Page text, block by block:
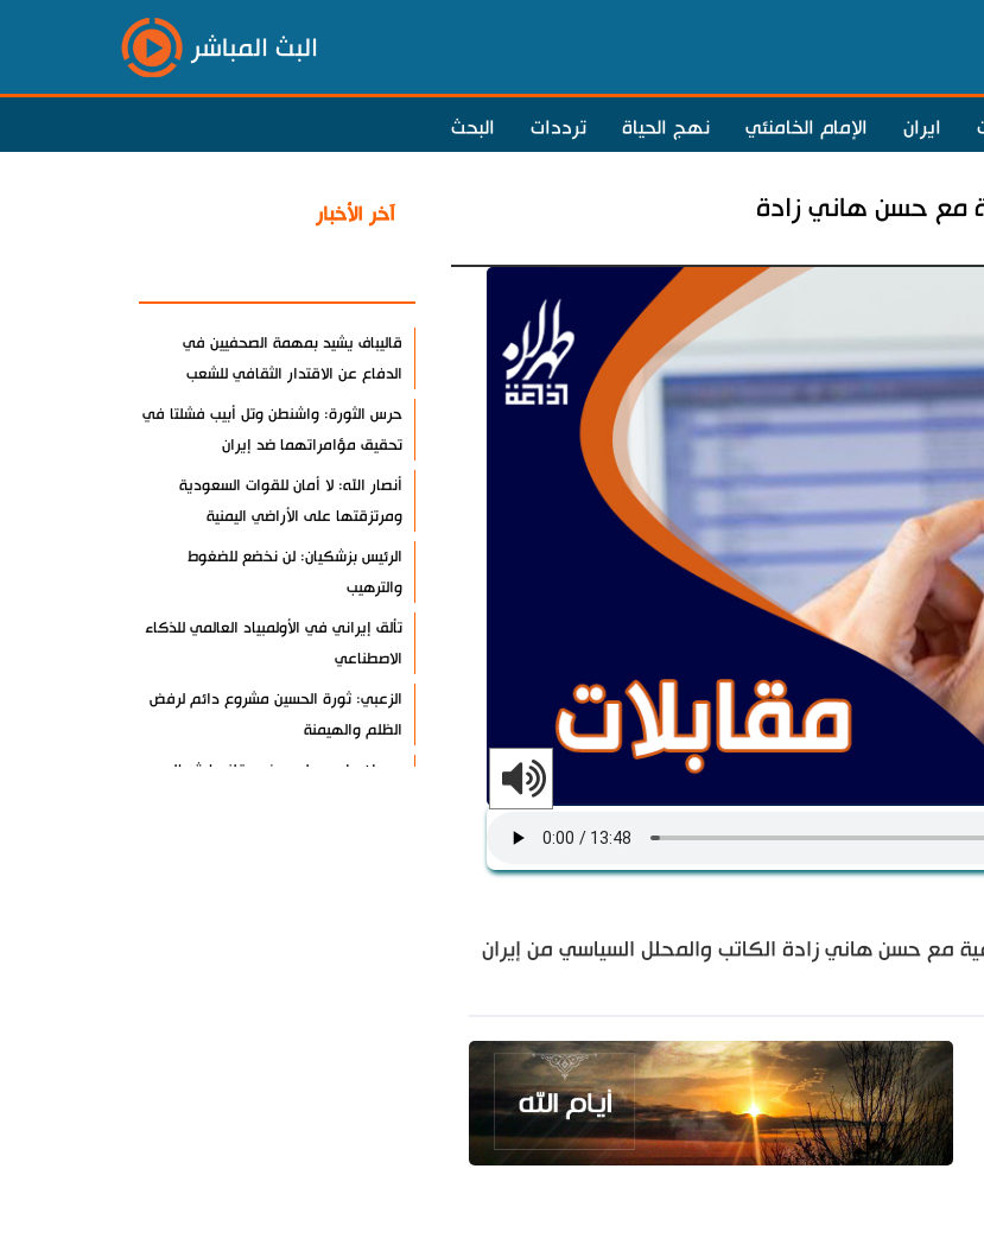
البث المباشر
ايران الإمام الخامنئي نهج الحياة ترددات البحث
مع حسن هاني زادة
مع حسن هاني زادة الكاتب والمحلل السياسي من إيران
آخر الأخبار
قاليباف يشيد بمهمة الصحفيين في
الدفاع عن الاقتدار الثقافي للشعب
حرس الثورة: واشنطن وتل أبيب فشلتا في
تحقيق مؤامراتهما ضد إيران
أنصار الله: لا أمان للقوات السعودية
ومرتزقتها على الأراضي اليمنية
الرئيس بزشكيان: لن نخضع للضغوط
والترهيب
تألق إيراني في الأولمبياد العالمي للذكاء
الاصطناعي
الزعبي: ثورة الحسين مشروع دائم لرفض
الظلم والهيمنة
عدوان واسع على مخيم قلنديا شمال